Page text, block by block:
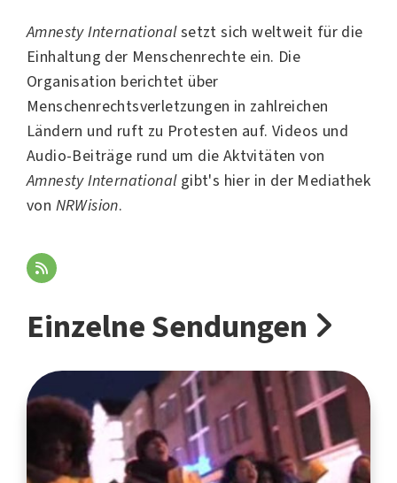
Amnesty Internationalsetzt sich weltweit für die
Einhaltung der Menschenrechte ein. Die
Organisation berichtet über
Menschenrechtsverletzungen in zahlreichen
Ländern und ruft zu Protesten auf. Videos und
Audio-Beiträge rund um die Aktvitäten von
Amnesty Internationalgibt's hier in der Mediathek
von NRWision.
Einzelne Sendungen